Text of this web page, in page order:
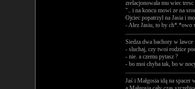
zrelacjonowala mu wiec
".. i na koncu mowi ze na
Ojciec popatrzyl na Jasia i
- Alez Jasiu, to by ch*.*owo
Siedza dwa bachory w lawce
- sluchaj, czy twoi rodzice
- nie. a czemu pytasz ?
- bo moi chyba tak, bo w
Jaś i Małgosia idą na spacer